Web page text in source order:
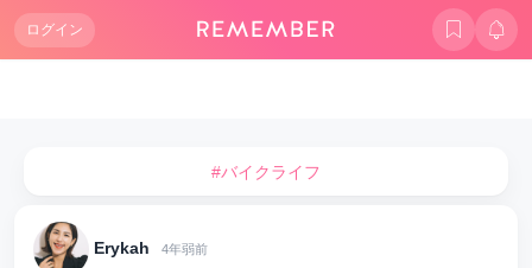
ログイン
#バイクライフ
Erykah 4年弱前